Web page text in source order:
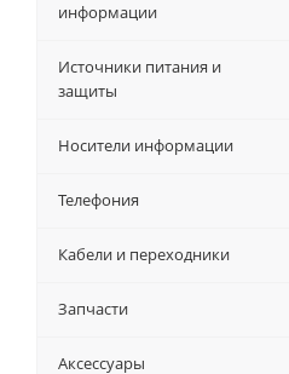
информации
Источники питания и
защиты
Носители информации
Телефония
Кабели и переходники
Запчасти
Аксессуары